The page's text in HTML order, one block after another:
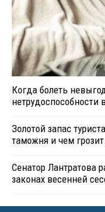
Когда болеть
нетрудоспособности
Золотой запас
таможня и чем
Сенатор Лантратова
законах весенней